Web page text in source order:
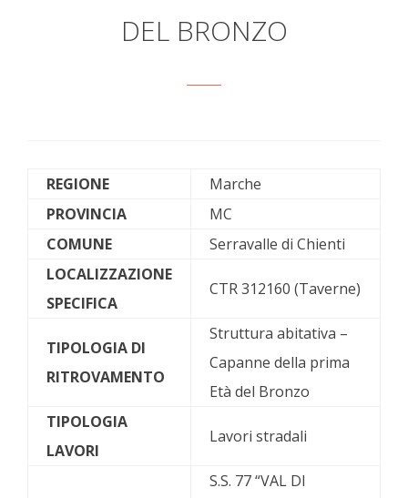
DEL BRONZO
REGIONE
Marche
PROVINCIA
MC
COMUNE
Serravalle di Chienti
LOCALIZZAZIONE
SPECIFICA
CTR 312160 (Taverne)
TIPOLOGIA DI
RITROVAMENTO
Struttura abitativa –
Capanne della prima
Età del Bronzo
TIPOLOGIA
LAVORI
Lavori stradali
S.S. 77 “VAL DI